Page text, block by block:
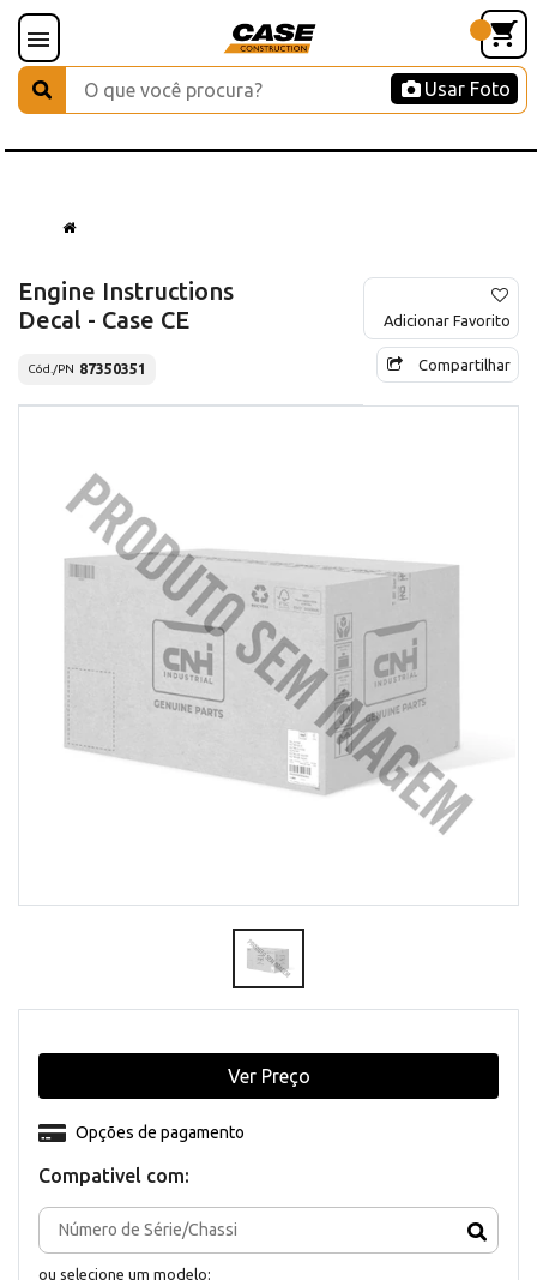
Usar Foto
Engine Instructions
Decal - Case CE
Cód./PN 87350351
Adicionar Favorito
Compartilhar
Compativel com:
ou selecione um modelo:
Opções de pagamento
Ver Preço